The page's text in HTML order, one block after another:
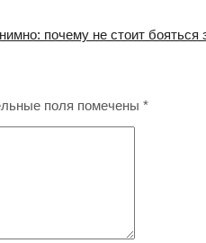
почему не стоит
поля помечены *